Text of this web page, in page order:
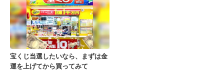
宝くじ当選したいなら、まずは金
運を上げてから買ってみて